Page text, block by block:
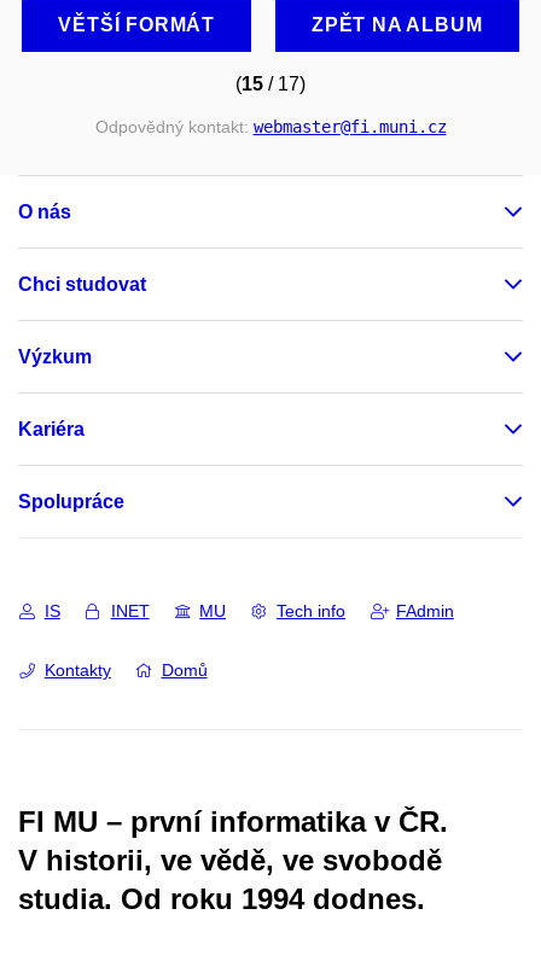
VĚTŠÍ FORMÁT ZPĚT NA ALBUM
(15 / 17)
Odpovědný kontakt: webmaster@fi.muni.cz
O nás
Chci studovat
Výzkum
Kariéra
Spolupráce
IS INET MU Tech info FAdmin
Kontakty Domů
FI MU – první informatika v ČR.
V historii, ve vědě, ve svobodě
studia. Od roku 1994 dodnes.